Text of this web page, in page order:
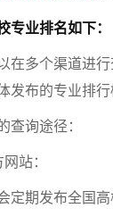
专业排名如下：
在多个渠道进
发布的专业排
查询途径：
站：
定期发布全国